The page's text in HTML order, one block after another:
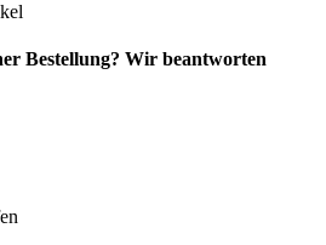
Bestellung? Wir beantworten